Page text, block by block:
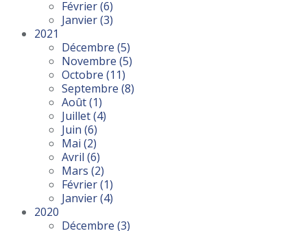
Février(6)
Janvier(3)
2021
Décembre (5)
Novembre (5)
Octobre (11)
Septembre (8)
Août(1)
Juillet(4)
Juin (6)
Mai (2)
Avril (6)
Mars (2)
Février(1)
Janvier(4)
2020
Décembre (3)